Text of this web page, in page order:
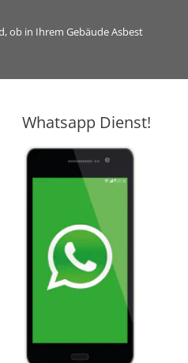
ob in Ihrem Gebäude Asbest
Whatsapp Dienst!